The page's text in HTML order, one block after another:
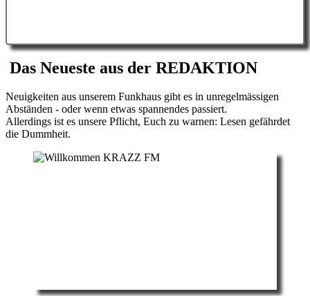
Das Neueste aus der REDAKTION
Neuigkeiten aus unserem Funkhaus gibt es in unregelmässigen
Abständen - oder wenn etwas spannendes passiert.
Allerdings ist es unsere Pflicht, Euch zu warnen: Lesen gefährdet
die Dummheit.